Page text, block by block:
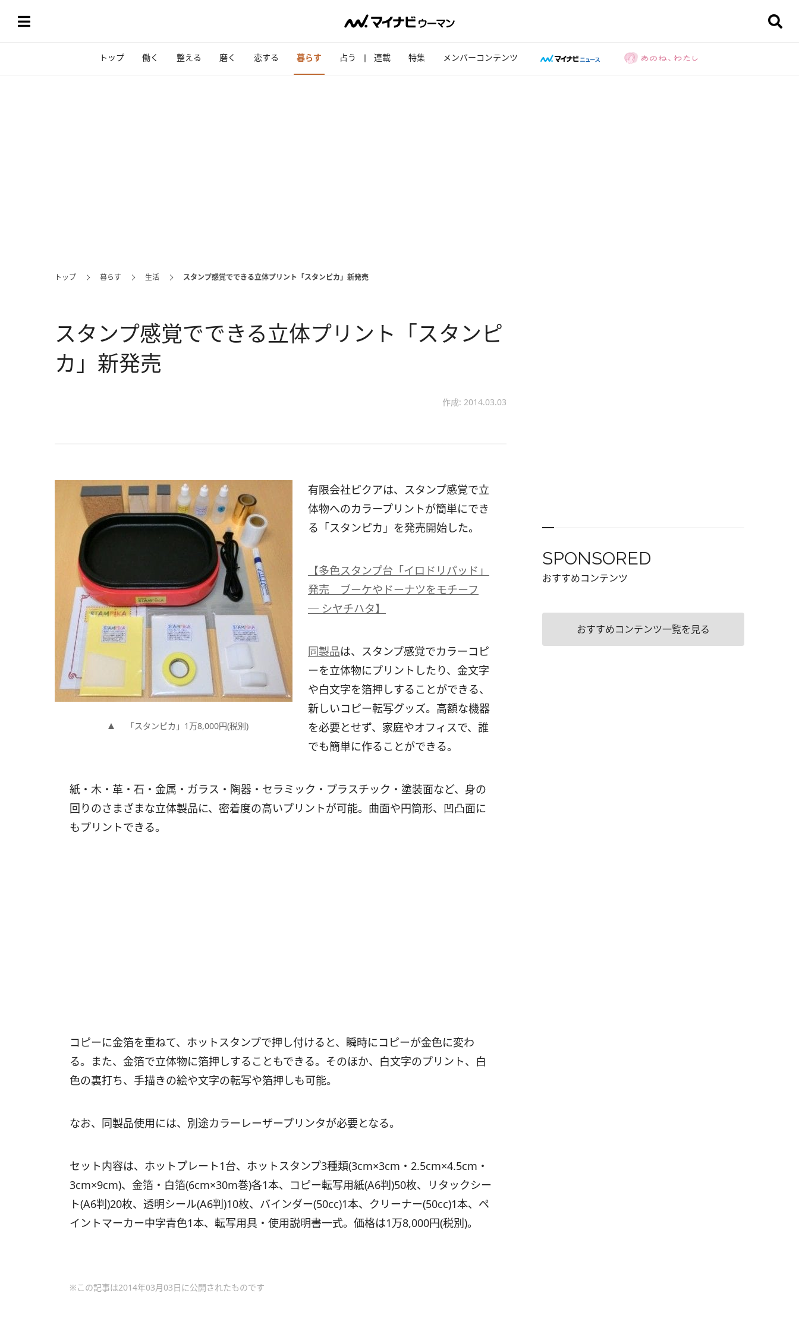
トップ 働く 整える 磨く 恋する 暮らす 占う 連載 特集 メンバーコンテンツ
トップ 暮らす 生活 スタンプ感覚でできる立体プリント「スタンピカ」新発売
スタンプ感覚でできる立体プリント「スタンピ
カ」新発売
作成: 2014.03.03
「スタンピカ」1万8,000円(税別)
有限会社ピクアは、スタンプ感覚で立
体物へのカラープリントが簡単にでき
る「スタンピカ」を発売開始した。
【多色スタンプ台「イロドリパッド」
発売 ブーケやドーナツをモチーフ
─ シヤチハタ】
同製品は、スタンプ感覚でカラーコピ
ーを立体物にプリントしたり、金文字
や白文字を箔押しすることができる、
新しいコピー転写グッズ。高額な機器
を必要とせず、家庭やオフィスで、誰
でも簡単に作ることができる。
紙・木・革・石・金属・ガラス・陶器・セラミック・プラスチック・塗装面など、身の
回りのさまざまな立体製品に、密着度の高いプリントが可能。曲面や円筒形、凹凸面に
もプリントできる。
コピーに金箔を重ねて、ホットスタンプで押し付けると、瞬時にコピーが金色に変わ
る。また、金箔で立体物に箔押しすることもできる。そのほか、白文字のプリント、白
色の裏打ち、手描きの絵や文字の転写や箔押しも可能。
なお、同製品使用には、別途カラーレーザープリンタが必要となる。
セット内容は、ホットプレート1台、ホットスタンプ3種類(3cm×3cm・2.5cm×4.5cm・
3cm×9cm)、金箔・白箔(6cm×30m巻)各1本、コピー転写用紙(A6判)50枚、リタックシー
ト(A6判)20枚、透明シール(A6判)10枚、バインダー(50cc)1本、クリーナー(50cc)1本、ペ
イントマーカー中字青色1本、転写用具・使用説明書一式。価格は1万8,000円(税別)。
※この記事は2014年03月03日に公開されたものです
SPONSORED
おすすめコンテンツ
おすすめコンテンツ一覧を見る